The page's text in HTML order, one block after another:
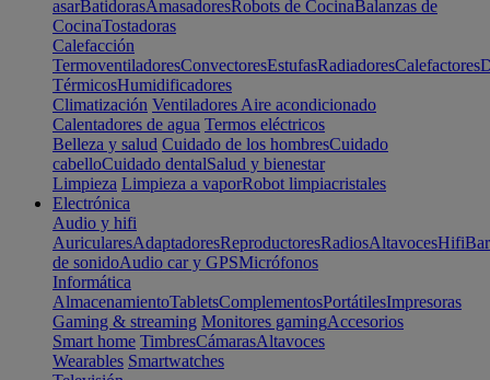
asarBatidorasAmasadoresRobots de CocinaBalanzas de
CocinaTostadoras
Calefacción
TermoventiladoresConvectoresEstufasRadiadoresCalefactores
TérmicosHumidificadores
Climatización Ventiladores Aire acondicionado
Calentadores de agua Termos eléctricos
Belleza y salud Cuidado de los hombresCuidado
cabelloCuidado dentalSalud y bienestar
Limpieza Limpieza a vaporRobot limpiacristales
Electrónica
Audio y hifi
AuricularesAdaptadoresReproductoresRadiosAltavocesHifi
de sonidoAudio car y GPSMicrófonos
Informática
AlmacenamientoTabletsComplementosPortátilesImpresoras
Gaming & streaming Monitores gamingAccesorios
Smart home TimbresCámarasAltavoces
Wearables Smartwatches